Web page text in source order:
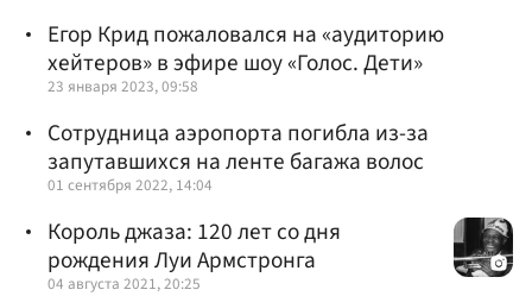
Егор Крид пожаловался на «аудиторию
хейтеров» в эфире шоу «Голос. Дети»
23 января 2023, 09:58
Сотрудница аэропорта погибла из-за
запутавшихся на ленте багажа волос
01 сентября 2022, 14:04
Король джаза: 120 лет со дня
рождения Луи Армстронга
04 августа 2021, 20:25